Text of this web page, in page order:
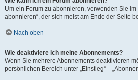
Um ein Forum zu abonnieren, verwenden Sie im
abonnieren“, der sich meist am Ende der Seite
Nach oben
Wie deaktiviere ich meine Abonnements?
Wenn Sie mehrere Abonnements deaktivieren
persönlichen Bereich unter „Einstieg“ –